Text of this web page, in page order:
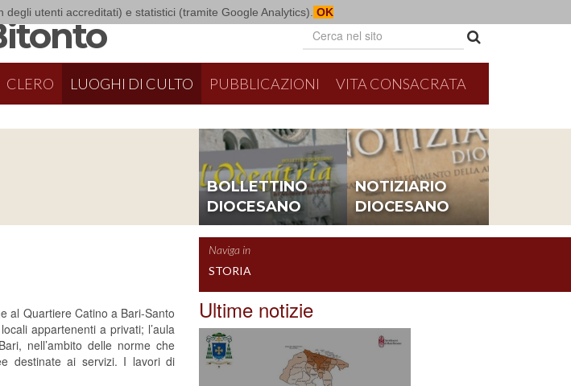
utenti accreditati) e statistici (tramite Google Analytics). OK
CLERO LUOGHI DI CULTO PUBBLICAZIONI VITA CONSACRATA
BOLLETTINO
DIOCESANO
NOTIZIARIO
DIOCESANO
al Quartiere Catino a Bari-Santo
appartenenti a privati; l’aula
nell’ambito delle norme che
destinate ai servizi. I lavori di
Naviga in
STORIA
Ultime notizie